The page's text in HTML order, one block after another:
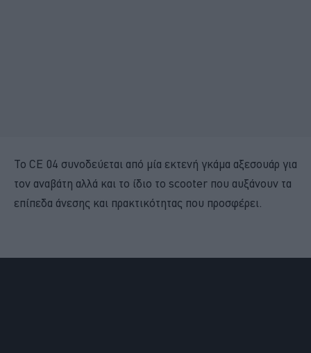
Το CE 04 συνοδεύεται από μία εκτενή γκάμα αξεσουάρ για
τον αναβάτη αλλά και το ίδιο το scooter που αυξάνουν τα
επίπεδα άνεσης και πρακτικότητας που προσφέρει.